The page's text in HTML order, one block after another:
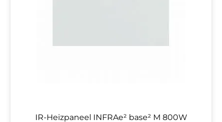
IR-Heizpaneel INFRAe² base² M 800W